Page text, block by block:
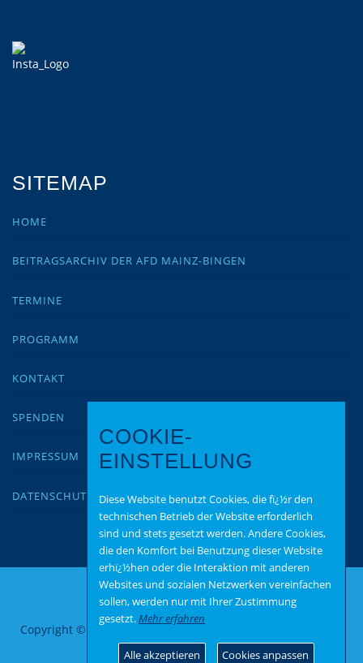
SITEMAP
HOME
BEITRAGSARCHIV DER AFD MAINZ-BINGEN
TERMINE
PROGRAMM
KONTAKT
SPENDEN
IMPRESSUM
DATENSCHUTZ
Copyright © 2026 AfD Mainz Bingen
FameThemes
COOKIE-
EINSTELLUNG
Diese Website benutzt Cookies, die fï¿½r den
technischen Betrieb der Website erforderlich
sind und stets gesetzt werden. Andere Cookies,
die den Komfort bei Benutzung dieser Website
erhï¿½hen oder die Interaktion mit anderen
Websites und sozialen Netzwerken vereinfachen
sollen, werden nur mit Ihrer Zustimmung
gesetzt.Mehr erfahren
Alle akzeptieren Cookies anpassen